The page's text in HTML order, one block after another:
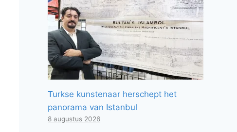
Turkse kunstenaar herschept het
panorama van Istanbul
8 augustus 2026